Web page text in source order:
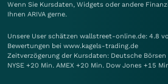
Wenn Sie Kursdaten, Widgets oder andere
Ihnen ARIVA gerne.
Unsere User schätzen wallstreet-online.de: 4.8
Bewertungen bei www.kagels-trading.de
Zeitverzögerung der Kursdaten: Deutsche Börsen
NYSE +20 Min. AMEX +20 Min. Dow Jones +15